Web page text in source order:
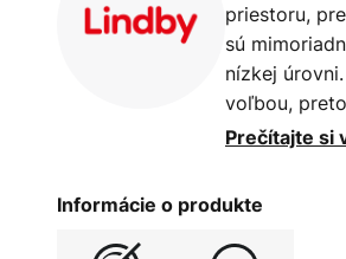
priestoru,
sú
nízkej
voľbou,
imidžu a už
priestore v
Prečítajte si
Informácie o produkte